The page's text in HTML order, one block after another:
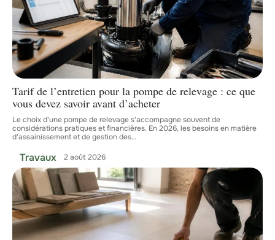
Tarif de l’entretien pour la pompe de relevage : ce que
vous devez savoir avant d’acheter
Le choix d'une pompe de relevage s'accompagne souvent de
considérations pratiques et financières. En 2026, les besoins en matière
d'assainissement et de gestion des…
Travaux 2 août 2026